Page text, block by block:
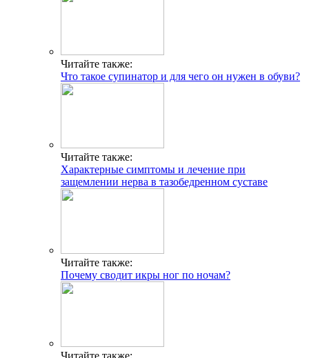
Читайте также:
Что такое супинатор и для чего он нужен в обуви?
Читайте также:
Характерные симптомы и лечение при
защемлении нерва в тазобедренном суставе
Читайте также:
Почему сводит икры ног по ночам?
Читайте также: